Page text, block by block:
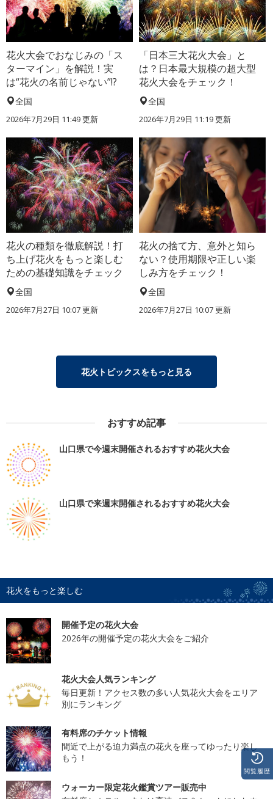
花火大会でおなじみの「ス
ターマイン」を解説！実
は“花火の名前じゃない”!?
全国
2026年7月29日 11:49 更新
「日本三大花火大会」と
は？日本最大規模の超大型
花火大会をチェック！
全国
2026年7月29日 11:19 更新
花火の種類を徹底解説！打
ち上げ花火をもっと楽しむ
ための基礎知識をチェック
全国
2026年7月27日 10:07 更新
花火の捨て方、意外と知ら
ない？使用期限や正しい楽
しみ方をチェック！
全国
2026年7月27日 10:07 更新
花火トピックスをもっと見る
おすすめ記事
山口県で今週末開催されるおすすめ花火大会
山口県で来週末開催されるおすすめ花火大会
花火をもっと楽しむ
開催予定の花火大会
2026年の開催予定の花火大会をご紹介
花火大会人気ランキング
毎日更新！アクセス数の多い人気花火大会をエリア
別にランキング
有料席のチケット情報
間近で上がる迫力満点の花火を座ってゆったり楽し
もう！
ウォーカー限定花火鑑賞ツアー販売中
閲覧履歴